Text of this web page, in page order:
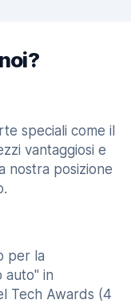
speciali come il
vantaggiosi e
nostra posizione
per la
auto" in
Tech Awards (4